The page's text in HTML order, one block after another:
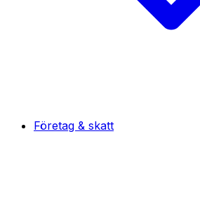
Företag & skatt